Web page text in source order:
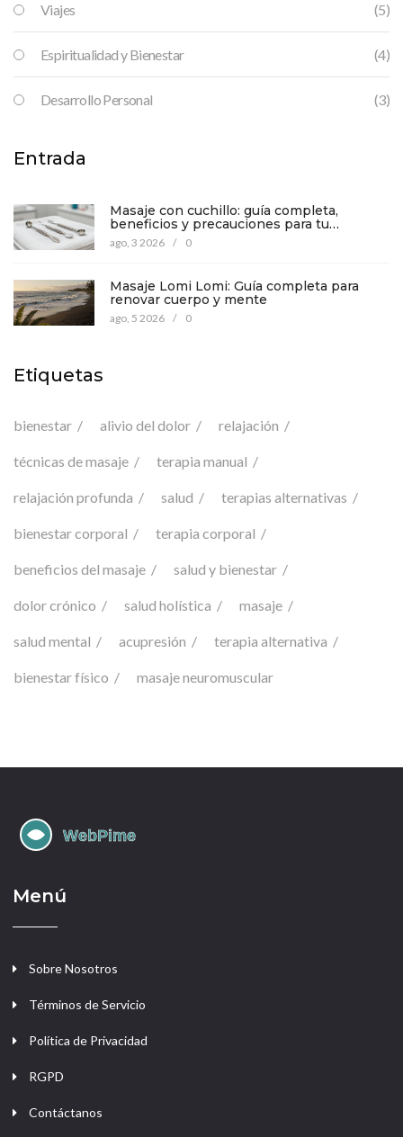
Viajes (5)
Espiritualidad y Bienestar (4)
Desarrollo Personal (3)
Entrada
Masaje con cuchillo: guía completa,
beneficios y precauciones para tu
bienestar
ago, 3 2026 / 0
Masaje Lomi Lomi: Guía completa para
renovar cuerpo y mente
ago, 5 2026 / 0
Etiquetas
bienestar alivio del dolor relajación
técnicas de masaje terapia manual
relajación profunda salud terapias alternativas
bienestar corporal terapia corporal
beneficios del masaje salud y bienestar
dolor crónico salud holística masaje
salud mental acupresión terapia alternativa
bienestar físico masaje neuromuscular
Menú
Sobre Nosotros
Términos de Servicio
Política de Privacidad
RGPD
Contáctanos